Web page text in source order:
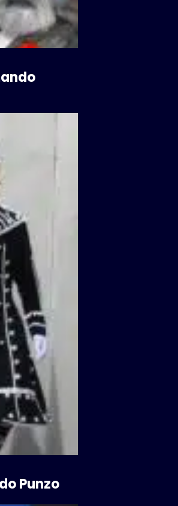
Punzo